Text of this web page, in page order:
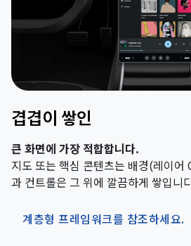
겹겹이 쌓인
큰 화면에 가장 적합합니다.
지도 또는 핵심 콘텐츠는 배경(레이어
과 컨트롤은 그 위에 깔끔하게 쌓입니
계층형 프레임워크를 참조하세요.